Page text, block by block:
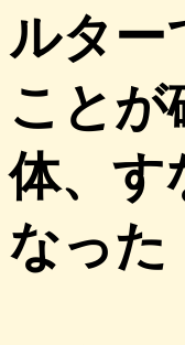
ルター
ことが
体、す
なった